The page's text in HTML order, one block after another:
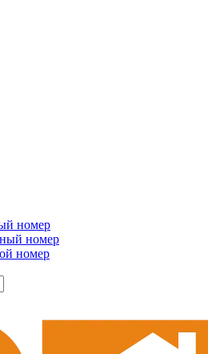
номер
номер
номер